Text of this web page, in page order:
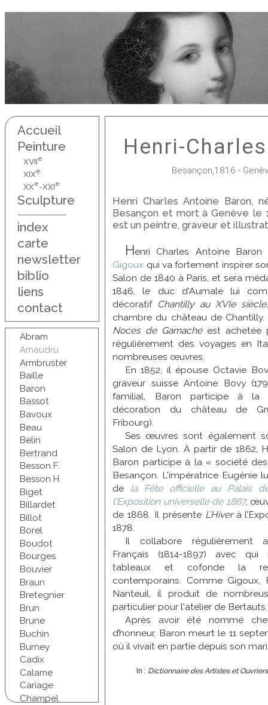
Accueil
Peinture
XVIIe
XIXe
XXe-XXIe
Sculpture
index
carte
newsletter
biblio
liens
contact
Abram
Amaudru
Armbruster
Baille
Baron
Bassot
Bavoux
Beau
Belin
Bertrand
Besson F.
Besson H.
Biget
Billardet
Billot
Borel
Boudot
Bourges
Bouvier
Braun
Bretegnier
Brun
Brune
Buchin
Burney
Cadix
Calame
Cariage
Champel
Henri-
Besançon,1816 -
Henri Charles Antoine Baron,
Besançon et mort à Genève le
est un peintre, graveur et
Henri Charles Antoine
Gigoux qui va fortement inspirer
Salon de 1840 à Paris, et sera
1846, le duc d'Aumale lui
décoratif Chantilly au XVIe
chambre du château de
Noces de Gamacheest achetée
régulièrement des voyages en
nombreuses œuvres.
En 1852, il épouse Octavie
graveur suisse Antoine Bovy
familial, Baron participe à la
décoration du château de
Fribourg).
Ses œuvres sont également
Salon de Lyon. À partir de 1862,
Baron participe à la « société
Besançon. L'impératrice Eugénie
de la Fête officielle au Palais
l'Exposition universelle de 1867,
de 1868. Il présente L’Hiverà
1878.
Il collabore régulièrement
Français (1814-1897) avec
tableaux et cofonde la
contemporains. Comme Gigoux,
Nanteuil, il produit de
particulier pour l'atelier de Bertauts.
Après avoir été nommé
d’honneur, Baron meurt le 11
où il vivait en partie depuis son
In : Dictionnaire des Artistes et